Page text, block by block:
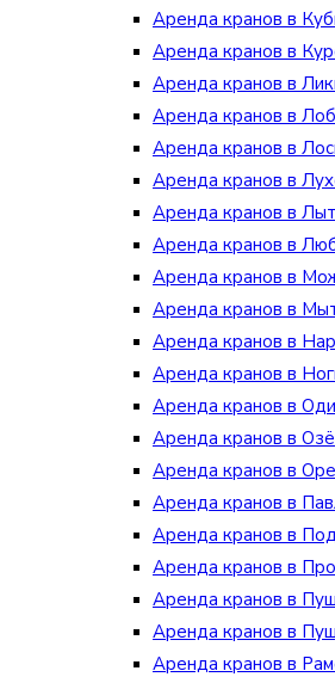
Аренда кранов в
Аренда кранов в
Аренда кранов в
Аренда кранов в
Аренда кранов в
Аренда кранов в
Аренда кранов в
Аренда кранов в
Аренда кранов в
Аренда кранов в
Аренда кранов в
Аренда кранов в
Аренда кранов в
Аренда кранов в
Аренда кранов в
Аренда кранов в
Аренда кранов в
Аренда кранов в
Аренда кранов в
Аренда кранов в
Аренда кранов в